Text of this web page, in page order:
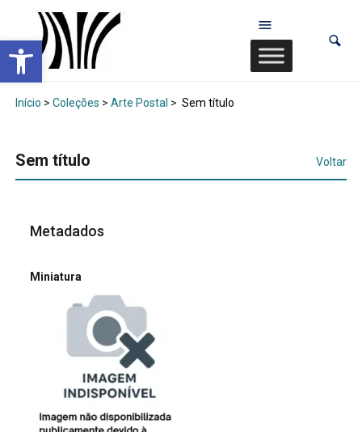
Abrir a barra de ferramentas
Início > Coleções > Arte Postal > Sem título
Sem título Voltar
Metadados
Miniatura